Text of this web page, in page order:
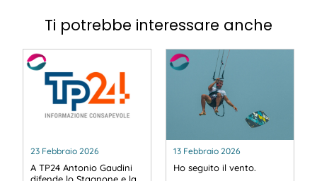
Ti potrebbe interessare anche
23 Febbraio 2026
A TP24 Antonio Gaudini
13 Febbraio 2026
Ho seguito il vento.